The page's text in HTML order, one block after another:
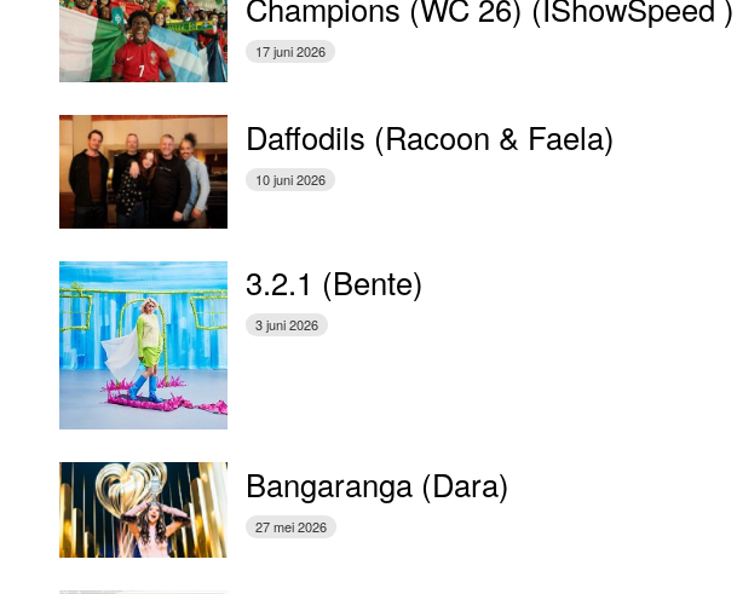
Champions (WC 26) (IShowSpeed )
17 juni 2026
Daffodils (Racoon & Faela)
10 juni 2026
3.2.1 (Bente)
3 juni 2026
Bangaranga (Dara)
27 mei 2026